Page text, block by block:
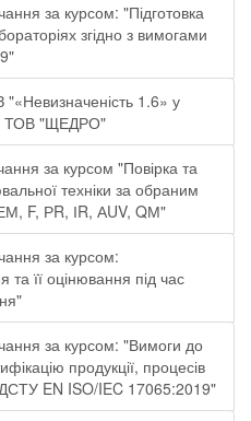
за курсом: "Підготовка
згідно з вимогами
1.6» у
ТОВ "ЩЕДРО"
за курсом "Повірка та
техніки за обраним
F, РR, ІR, АUV, QМ"
за курсом:
та її оцінювання під час
за курсом: "Вимоги до
продукції, процесів
ДСТУ EN ISO/IEC 17065:2019"